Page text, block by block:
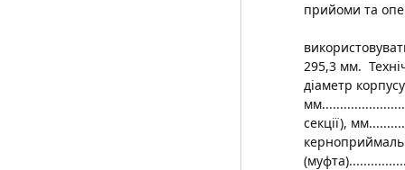
прийоми та
295,3 мм.
діаметр
секції),